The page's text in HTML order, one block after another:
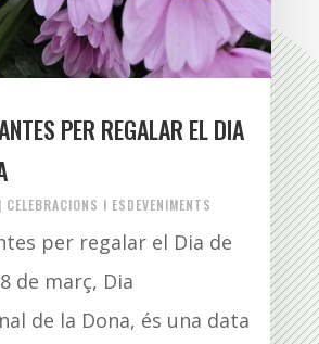
PER REGALAR EL DIA
| CELEBRACIONS I ESDEVENIMENTS
per regalar el Dia de
de març, Dia
de la Dona, és una data